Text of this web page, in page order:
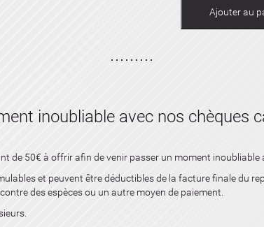
Ajouter au
inoubliable avec nos chèques
de 50€ à offrir afin de venir passer un moment inoubliable
et peuvent être déductibles de la facture finale du
des espèces ou un autre moyen de paiement.